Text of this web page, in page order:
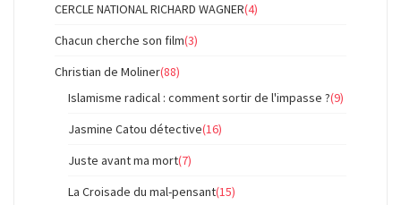
CERCLE NATIONAL RICHARD WAGNER(4)
Chacun cherche son film(3)
Christian de Moliner(88)
Islamisme radical : comment sortir de l'impasse ?(9)
Jasmine Catou détective(16)
Juste avant ma mort(7)
La Croisade du mal-pensant(15)